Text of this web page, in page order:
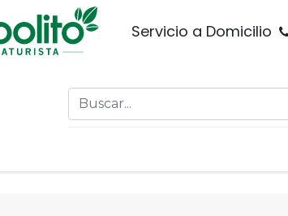
Servicio a Domicilio